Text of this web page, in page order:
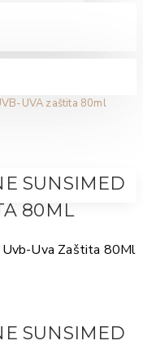
UVA zaštita 80ml
SUNSIMED
80ML
SUNSIMED